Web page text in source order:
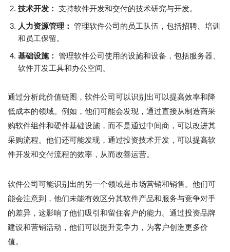
技术开发： 支持软件开发和交付的技术研究与开发。
人力资源管理： 管理软件公司的员工队伍，包括招聘、培训
和员工保留。
基础设施： 管理软件公司使用的设施和设备，包括服务器、
软件开发工具和办公空间。
通过分析此价值链图，软件公司可以识别出可以提高效率和降
低成本的领域。例如，他们可能会发现，通过直接从制造商采
购软件组件和硬件基础设施，而不是通过中间商，可以改进其
采购流程。他们还可能发现，通过投资技术开发，可以提高软
件开发和交付流程的效率，从而改善运营。
软件公司可能识别出的另一个领域是市场营销和销售。他们可
能会注意到，他们未能有效区分其软件产品和服务与竞争对手
的差异，这影响了他们吸引和留住客户的能力。通过投资品牌
建设和营销活动，他们可以提升竞争力，为客户创造更多价
值。